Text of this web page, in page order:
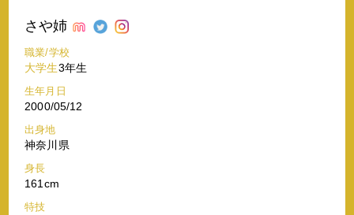
さや姉
職業/学校
大学生3年生
生年月日
2000/05/12
出身地
神奈川県
身長
161cm
特技